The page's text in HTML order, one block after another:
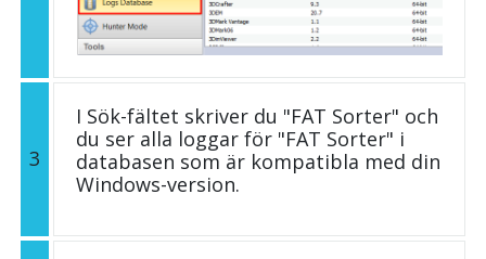
3
I Sök-fältet skriver du "FAT Sorter" och
du ser alla loggar för "FAT Sorter" i
databasen som är kompatibla med din
Windows-version.